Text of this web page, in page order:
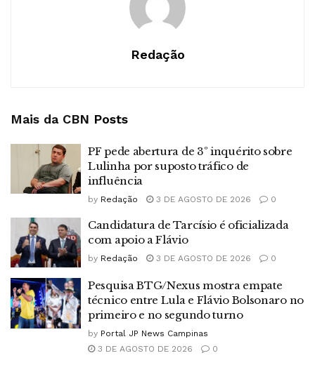
Redação
Mais da CBN Posts
PF pede abertura de 3º inquérito sobre
Lulinha por suposto tráfico de
influência
by Redação 3 DE AGOSTO DE 2026 0
Candidatura de Tarcísio é oficializada
com apoio a Flávio
by Redação 3 DE AGOSTO DE 2026 0
Pesquisa BTG/Nexus mostra empate
técnico entre Lula e Flávio Bolsonaro no
primeiro e no segundo turno
by Portal JP News Campinas
3 DE AGOSTO DE 2026
0